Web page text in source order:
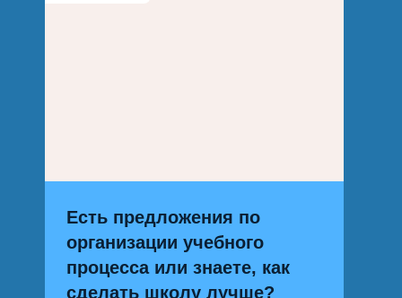
Есть предложения по
организации учебного
процесса или знаете, как
сделать школу лучше?